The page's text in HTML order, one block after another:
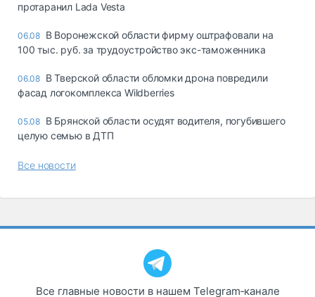
протаранил Lada Vesta
06.08 В Воронежской области фирму оштрафовали на
100 тыс. руб. за трудоустройство экс-таможенника
06.08 В Тверской области обломки дрона повредили
фасад логокомплекса Wildberries
05.08 В Брянской области осудят водителя, погубившего
целую семью в ДТП
Все новости
Все главные новости в нашем Telegram‑канале